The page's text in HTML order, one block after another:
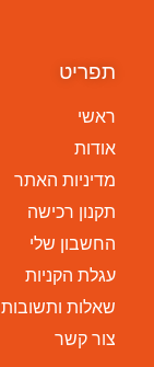
תפריט
ראשי
אודות
מדיניות האתר
תקנון רכישה
החשבון שלי
עגלת הקניות
שאלות ותשובות
צור קשר